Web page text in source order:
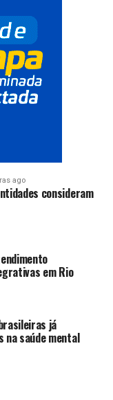
ago
consideram
em Rio
já
saúde mental